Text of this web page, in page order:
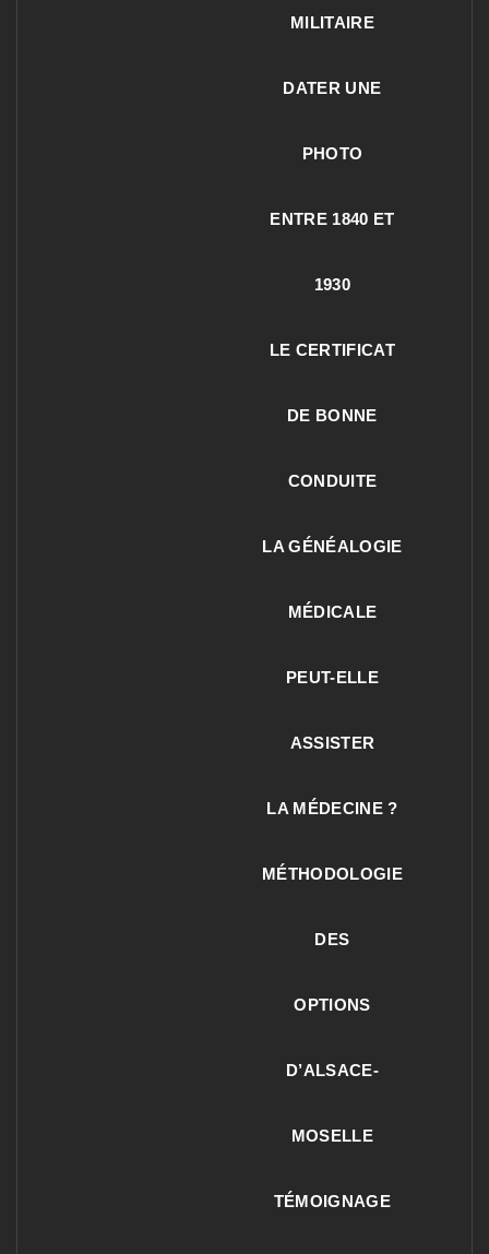
MILITAIRE
DATER UNE
PHOTO
ENTRE 1840 ET
1930
LE CERTIFICAT
DE BONNE
CONDUITE
LA GÉNÉALOGIE
MÉDICALE
PEUT-ELLE
ASSISTER
LA MÉDECINE ?
MÉTHODOLOGIE
DES
OPTIONS
D’ALSACE-
MOSELLE
TÉMOIGNAGE